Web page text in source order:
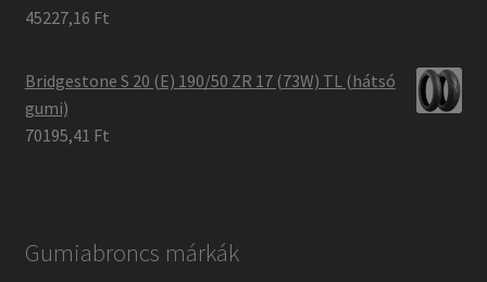
45227,16 Ft
Bridgestone S 20 (E) 190/50 ZR 17 (73W) TL (hátsó
gumi)
70195,41 Ft
Gumiabroncs márkák